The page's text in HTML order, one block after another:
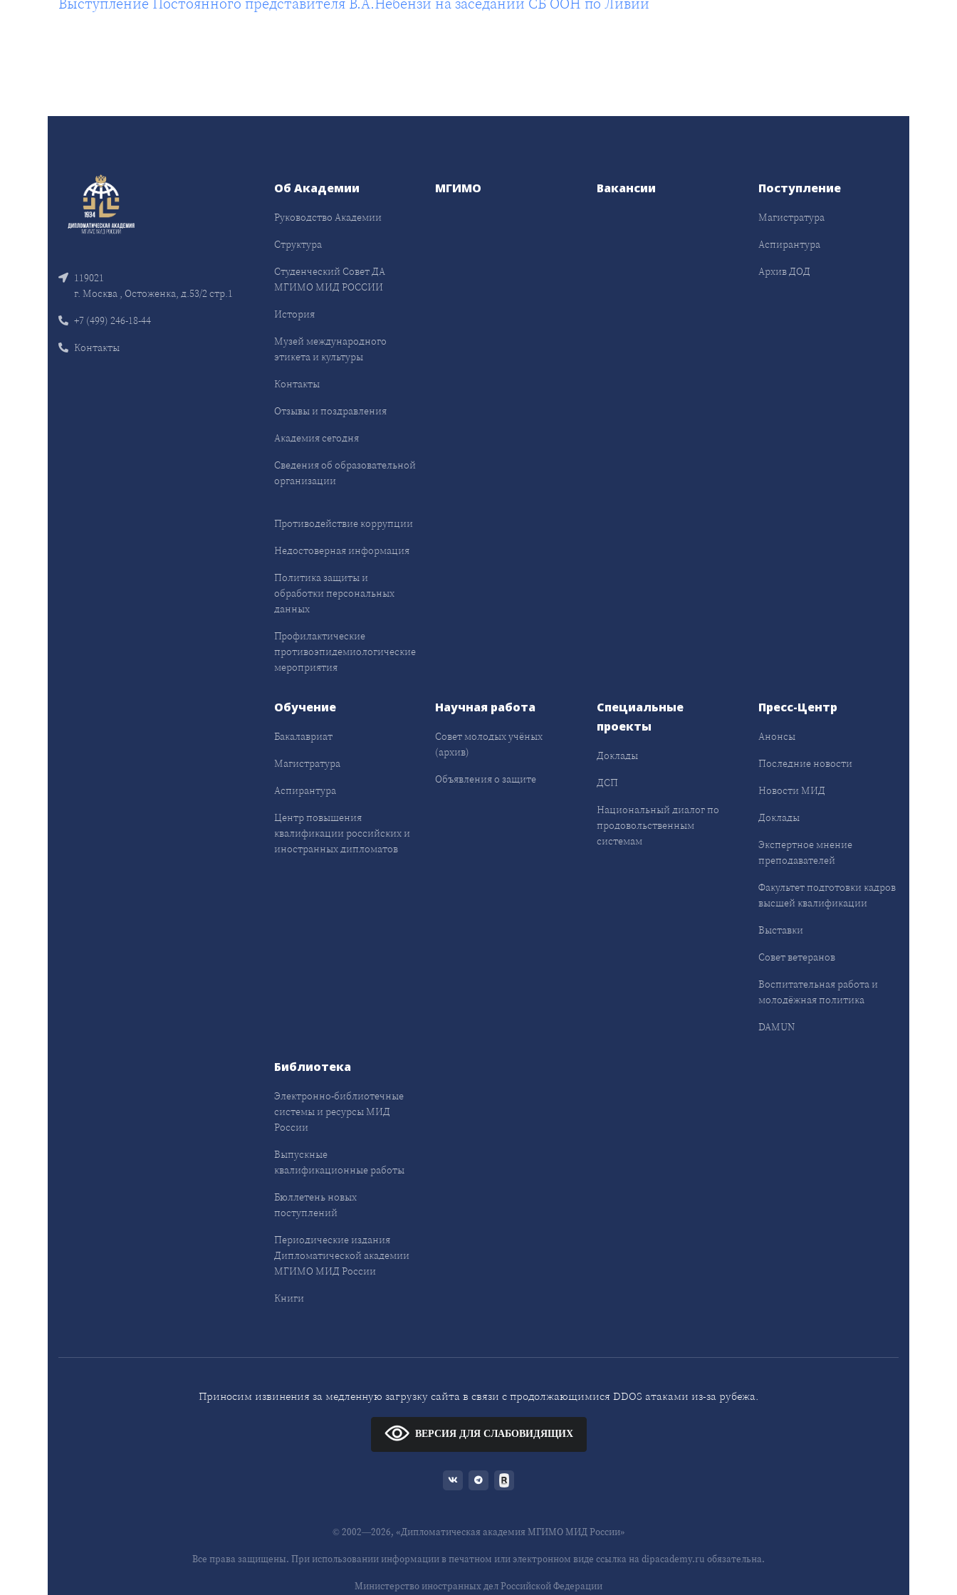
119021
г. Москва , Остоженка, д.53/2 стр.1
+7 (499) 246-18-44
Контакты
Об Академии
Руководство Академии
Структура
Студенческий Совет ДА
МГИМО МИД РОССИИ
История
Музей международного
этикета и культуры
Контакты
Отзывы и поздравления
Академия сегодня
Сведения об образовательной
организации
Противодействие коррупции
Недостоверная информация
Политика защиты и
обработки персональных
данных
Профилактические
противоэпидемиологические
мероприятия
МГИМО Вакансии Поступление
Магистратура
Аспирантура
Архив ДОД
Обучение
Бакалавриат
Магистратура
Аспирантура
Центр повышения
квалификации российских и
иностранных дипломатов
Научная работа
Совет молодых учёных
(архив)
Объявления о защите
Специальные
проекты
Доклады
ДСП
Национальный диалог по
продовольственным
системам
Пресс-Центр
Анонсы
Последние новости
Новости МИД
Доклады
Экспертное мнение
преподавателей
Факультет подготовки кадров
высшей квалификации
Выставки
Совет ветеранов
Воспитательная работа и
молодёжная политика
DAMUN
Библиотека
Электронно-библиотечные
системы и ресурсы МИД
России
Выпускные
квалификационные работы
Бюллетень новых
поступлений
Периодические издания
Дипломатической академии
МГИМО МИД России
Книги
Приносим извинения за медленную загрузку сайта в связи с продолжающимися DDOS атаками из-за рубежа.
ВЕРСИЯ ДЛЯ СЛАБОВИДЯЩИХ
© 2002—2026, «Дипломатическая академия МГИМО МИД России»
Все права защищены. При использовании информации в печатном или электронном виде ссылка на dipacademy.ru обязательна.
Министерство иностранных дел Российской Федерации